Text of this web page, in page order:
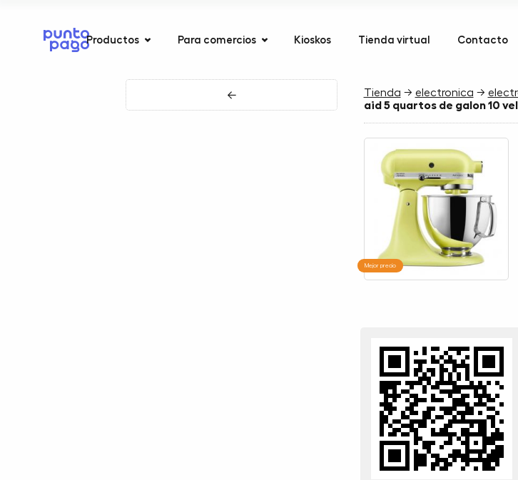
Productos Para comercios Kioskos Tienda virtual Contacto
← Tienda → electronica →
aid 5 quartos de galon 10
Mejor precio